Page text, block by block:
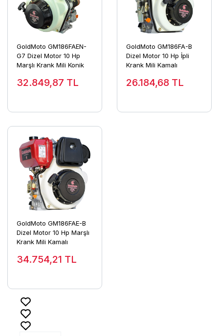
GoldMoto GM186FAEN-
G7 Dizel Motor 10 Hp
Marşlı Krank Mili Konik
32.849,87 TL
GoldMoto GM186FA-B
Dizel Motor 10 Hp İpli
Krank Mili Kamalı
26.184,68 TL
GoldMoto GM186FAE-B
Dizel Motor 10 Hp Marşlı
Krank Mili Kamalı
34.754,21 TL